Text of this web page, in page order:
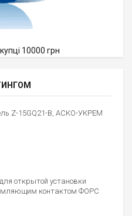
10000 грн
Z-15GQ21-B, АСКО-УКРЕМ
открытой установки
контактом ФОРС